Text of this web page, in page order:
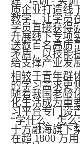
质企业打造线
教学，让学员
学员直接获得
开展线下专项
送数百名高质
矛盾，以技能
给支撑产业发
相较于青年群
的学习需求更
随着我国老龄
化生活成为重
习平台专门设
“学什么、怎么
十方融海旗下
在超 1800 万